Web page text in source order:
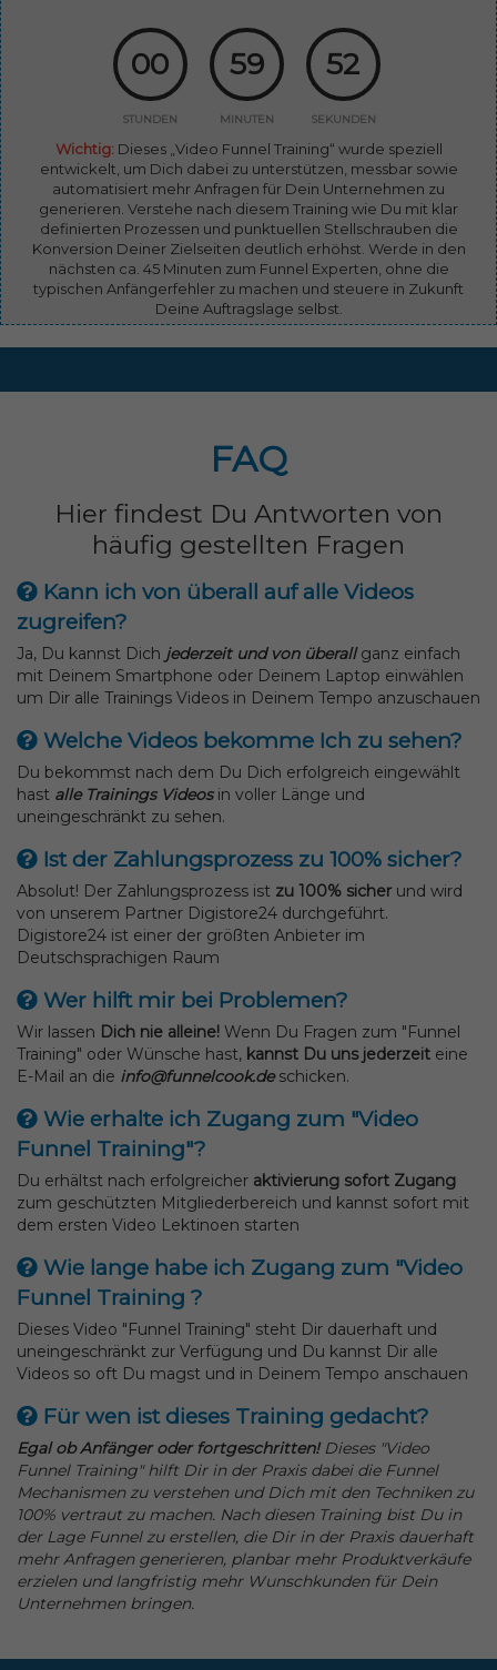
00
STUNDEN
59
MINUTEN
51
SEKUNDEN
Wichtig:Dieses „Video Funnel Training“ wurde speziell
entwickelt, um Dich dabei zu unterstützen, messbar sowie
automatisiert mehr Anfragen für Dein Unternehmen zu
generieren. Verstehe nach diesem Training wie Du mit klar
definierten Prozessen und punktuellen Stellschrauben die
Konversion Deiner Zielseiten deutlich erhöhst. Werde in den
nächsten ca. 45 Minuten zum Funnel Experten, ohne die
typischen Anfängerfehler zu machen und steuere in Zukunft
Deine Auftragslage selbst.
FAQ
Hier findest Du Antworten von
häufig gestellten Fragen
Kann ich von überall auf alle Videos
zugreifen?
Ja, Du kannst Dich jederzeit und von überallganz einfach
mit Deinem Smartphone oder Deinem Laptop einwählen
um Dir alle Trainings Videos in Deinem Tempo anzuschauen
Welche Videos bekomme Ich zu sehen?
Du bekommst nach dem Du Dich erfolgreich eingewählt
hast alle Trainings Videosin voller Länge und
uneingeschränkt zu sehen.
Ist der Zahlungsprozess zu 100% sicher?
Absolut! Der Zahlungsprozess ist zu 100% sicher und wird
von unserem Partner Digistore24 durchgeführt.
Digistore24 ist einer der größten Anbieter im
Deutschsprachigen Raum
Wer hilft mir bei Problemen?
Wir lassen Dich nie alleine! Wenn Du Fragen zum "Funnel
Training" oder Wünsche hast, kannst Du uns jederzeit eine
E-Mail an die info@funnelcook.deschicken.
Wie erhalte ich Zugang zum "Video
Funnel Training"?
Du erhältst nach erfolgreicher aktivierung sofort Zugang
zum geschützten Mitgliederbereich und kannst sofort mit
dem ersten Video Lektinoen starten
Wie lange habe ich Zugang zum "Video
Funnel Training ?
Dieses Video "Funnel Training" steht Dir dauerhaft und
uneingeschränkt zur Verfügung und Du kannst Dir alle
Videos so oft Du magst und in Deinem Tempo anschauen
Für wen ist dieses Training gedacht?
Egal ob Anfänger oder fortgeschritten! Dieses "Video
Funnel Training" hilft Dir in der Praxis dabei die Funnel
Mechanismen zu verstehen und Dich mit den Techniken zu
100% vertraut zu machen. Nach diesen Training bist Du in
der Lage Funnel zu erstellen, die Dir in der Praxis dauerhaft
mehr Anfragen generieren, planbar mehr Produktverkäufe
erzielen und langfristig mehr Wunschkunden für Dein
Unternehmen bringen.